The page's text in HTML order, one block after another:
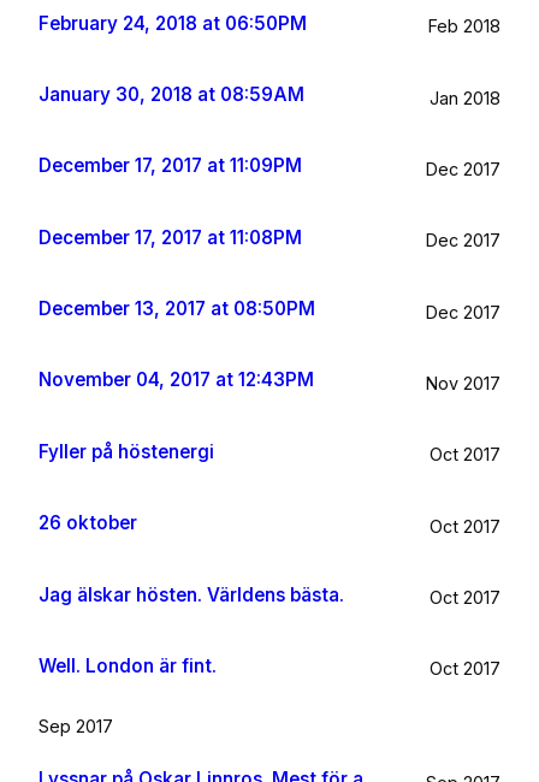
February 24, 2018 at 06:50PM Feb 2018
January 30, 2018 at 08:59AM Jan 2018
December 17, 2017 at 11:09PM Dec 2017
December 17, 2017 at 11:08PM Dec 2017
December 13, 2017 at 08:50PM Dec 2017
November 04, 2017 at 12:43PM Nov 2017
Fyller på höstenergi Oct 2017
26 oktober Oct 2017
Jag älskar hösten. Världens bästa. Oct 2017
Well. London är fint. Oct 2017
Sep 2017